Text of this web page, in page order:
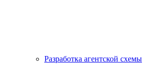
Разработка агентской схемы